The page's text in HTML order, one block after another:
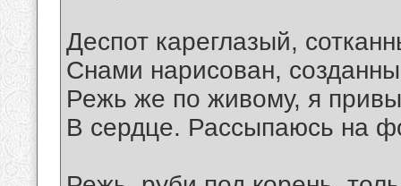
Деспот кареглазый,
Снами нарисован,
Режь же по живому, я
В сердце. Рассыпаюсь на